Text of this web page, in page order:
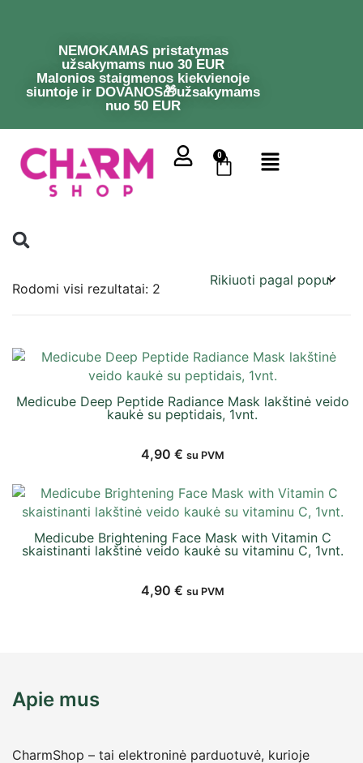
NEMOKAMAS pristatymas
užsakymams nuo 30 EUR
Malonios staigmenos kiekvienoje
siuntoje ir DOVANOS🎁užsakymams
nuo 50 EUR
0
Rodomi visi rezultatai: 2
Medicube Deep Peptide Radiance Mask lakštinė veido
kaukė su peptidais, 1vnt.
4,90 € su PVM
Medicube Brightening Face Mask with Vitamin C
skaistinanti lakštinė veido kaukė su vitaminu C, 1vnt.
4,90 € su PVM
Apie mus
CharmShop – tai elektroninė parduotuvė, kurioje